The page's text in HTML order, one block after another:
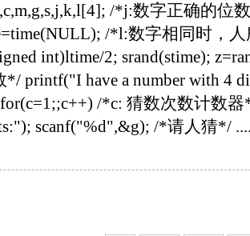
/*j:数字正确的位
/*l:数字相同时，
int)ltime/2; srand(stime);
printf("I have a number with 4
for(c=1;;c++) /*c: 猜数次数计数
scanf("%d",&g); /*请人猜*/